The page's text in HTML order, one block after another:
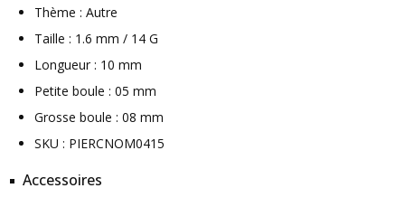
Thème : Autre
Taille : 1.6 mm / 14 G
Longueur : 10 mm
Petite boule : 05 mm
Grosse boule : 08 mm
SKU : PIERCNOM0415
Accessoires